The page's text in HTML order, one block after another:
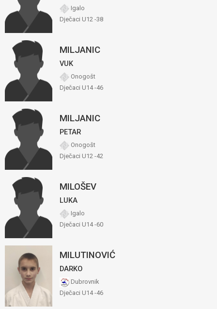
Igalo
Dječaci U12 -38
MILJANIC
VUK
Onogošt
Dječaci U14 -46
MILJANIC
PETAR
Onogošt
Dječaci U12 -42
MILOŠEV
LUKA
Igalo
Dječaci U14 -60
MILUTINOVIĆ
DARKO
Dubrovnik
Dječaci U14 -46